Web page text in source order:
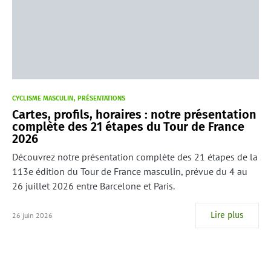
CYCLISME MASCULIN PRÉSENTATIONS
Cartes, profils, horaires : notre présentation
complète des 21 étapes du Tour de France
2026
Découvrez notre présentation complète des 21 étapes de la
113e édition du Tour de France masculin, prévue du 4 au
26 juillet 2026 entre Barcelone et Paris.
26 juin 2026 Lire plus